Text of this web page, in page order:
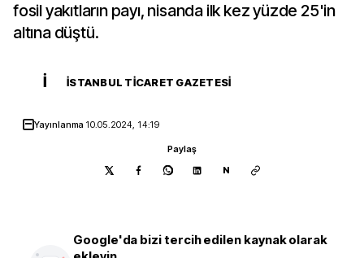
fosil yakıtların payı, nisanda ilk kez yüzde 25'in
altına düştü.
İ İSTANBUL TICARET GAZETESI
Yayınlanma 10.05.2024, 14:19
Paylaş
N
Google'da bizi tercih edilen kaynak olarak